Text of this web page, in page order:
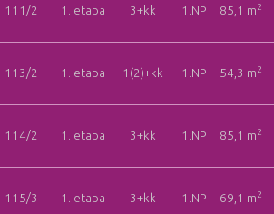
111/2 1. etapa 3+kk 1.NP 85,1 m2
113/2 1. etapa 1(2)+kk 1.NP 54,3 m2
114/2 1. etapa 3+kk 1.NP 85,1 m2
115/3 1. etapa 3+kk 1.NP 69,1 m2